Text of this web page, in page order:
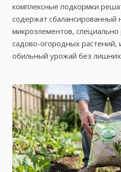
комплексные подкормки
содержат сбалансированный
микроэлементов,
садово-огородных растений,
обильный урожай без лишних